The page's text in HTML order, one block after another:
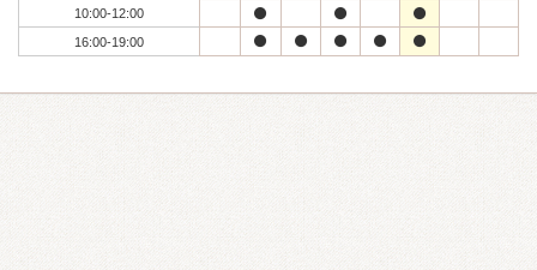
10:00-12:00
16:00-19:00